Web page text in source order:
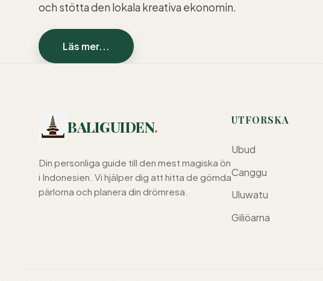
och stötta den lokala kreativa ekonomin.
Läs mer...
BALIGUIDEN.
Din personliga guide till den mest magiska ön
i Indonesien. Vi hjälper dig att hitta de gömda
pärlorna och planera din drömresa.
UTFORSKA
Ubud
Canggu
Uluwatu
Giliöarna